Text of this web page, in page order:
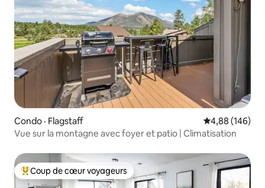
Condo · Flagstaff Note
4,88 (146)
Vue sur la montagne avec foyer et patio | Climatisation
Coup de cœur voyageurs parmi les plus aimés
Coup de cœur voyageurs